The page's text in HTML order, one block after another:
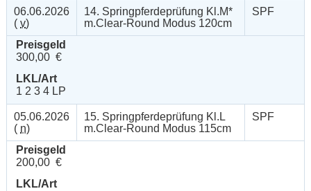
06.06.2026
( v)
14. Springpferdeprüfung Kl.M*
m.Clear-Round Modus 120cm
SPF
Preisgeld
300,00 €
LKL/Art
1 2 3 4 LP
05.06.2026
( n)
15. Springpferdeprüfung Kl.L
m.Clear-Round Modus 115cm
SPF
Preisgeld
200,00 €
LKL/Art